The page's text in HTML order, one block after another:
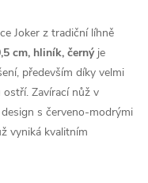
Joker z tradiční líhně
cm, hliník, černýje
především díky velmi
Zavírací nůž v
s červeno-modrými
vyniká kvalitním